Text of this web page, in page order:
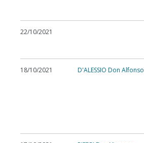
22/10/2021
18/10/2021 D'ALESSIO Don Alfonso